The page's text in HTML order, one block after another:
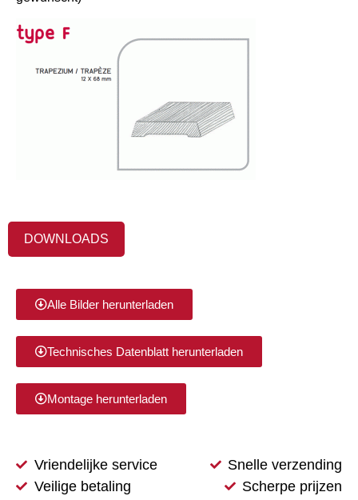
DOWNLOADS
Alle Bilder herunterladen
Technisches Datenblatt herunterladen
Montage herunterladen
Vriendelijke service
Snelle verzending
Veilige betaling
Scherpe prijzen